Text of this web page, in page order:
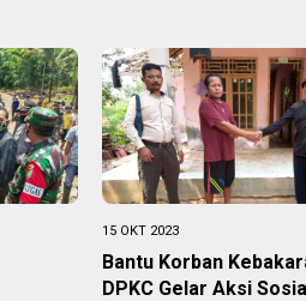
15 OKT 2023
Bantu Korban
DPKC Gelar Aksi